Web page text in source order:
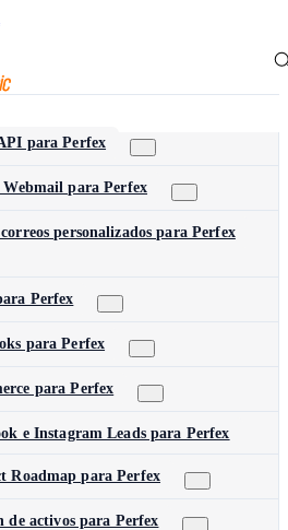
para Perfex
para Perfex
personalizados para Perfex
Perfex
para Perfex
para Perfex
e Instagram Leads para Perfex
para Perfex
de activos para Perfex